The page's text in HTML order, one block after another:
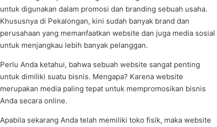
untuk digunakan dalam promosi dan branding sebuah usaha.
Khususnya di Pekalongan, kini sudah banyak brand dan
perusahaan yang memanfaatkan website dan juga media sosial
untuk menjangkau lebih banyak pelanggan.
Perlu Anda ketahui, bahwa sebuah website sangat penting
untuk dimiliki suatu bisnis. Mengapa? Karena website
merupakan media paling tepat untuk mempromosikan bisnis
Anda secara online.
Apabila sekarang Anda telah memiliki toko fisik, maka website